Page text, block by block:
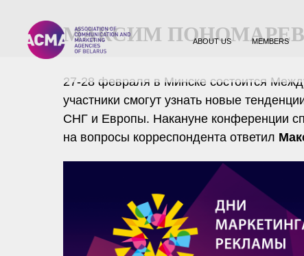
ABOUT US MEMBERS
МАКСИМ
27-28 февраля в Минске состоится
участники смогут узнать новые
СНГ и Европы. Накануне конференции
на вопросы корреспондента ответил